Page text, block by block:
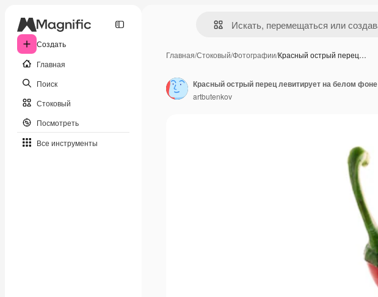
Создать
Главная
Поиск
Стоковый
Посмотреть
Все инструменты
Главная/Стоковый/Фотографии/Красный острый перец…
Красный острый перец левитирует на белом фоне
artbutenkov